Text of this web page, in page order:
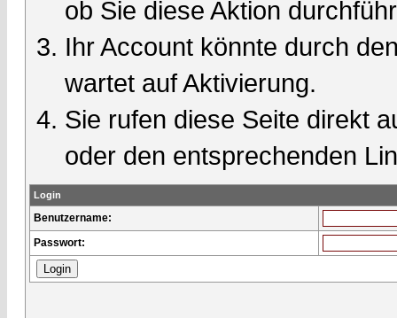
ob Sie diese Aktion
Ihr Account könnte durch
wartet auf Aktivierung.
Sie rufen diese Seite direkt
oder den entsprechenden
Login
Benutzername:
Passwort: